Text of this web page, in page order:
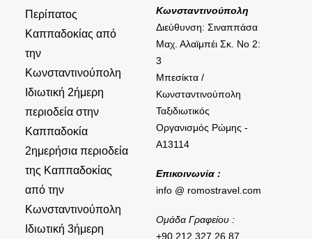
Περίπατος
Καππαδοκίας από
την
Κωνσταντινούπολη
Ιδιωτική 2ήμερη
περιοδεία στην
Καππαδοκία
2ημερήσια περιοδεία
της Καππαδοκίας
από την
Κωνσταντινούπολη
Ιδιωτική 3ήμερη
Κωνσταντινούπολη
Διεύθυνση: Σιναππάσα
Μαχ. Αλαϊμπέι Σκ. Νο 2:
3
Μπεσίκτα /
Κωνσταντινούπολη
Ταξιδιωτικός
Οργανισμός Ρώμης -
A13114
Επικοινωνία :
info @ romostravel.com
Ομάδα Γραφείου :
+90 212 327 26 87